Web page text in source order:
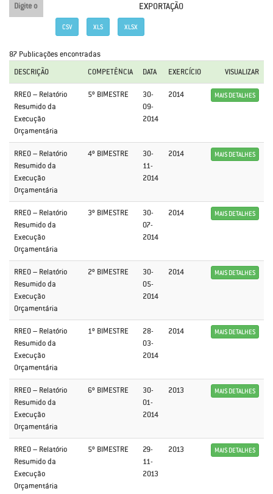
EXPORTAÇÃO
CSV XLS XLSX
87 Publicações encontradas
DESCRIÇÃO
COMPETÊNCIA DATA EXERCÍCIO VISUALIZAR
RREO – Relatório
Resumido da
Execução
Orçamentária
5º BIMESTRE
30-
09-
2014
2014 MAIS DETALHES
RREO – Relatório
Resumido da
Execução
Orçamentária
4º BIMESTRE
30-
11-
2014
2014 MAIS DETALHES
RREO – Relatório
Resumido da
Execução
Orçamentária
3º BIMESTRE
30-
07-
2014
2014 MAIS DETALHES
RREO – Relatório
Resumido da
Execução
Orçamentária
2º BIMESTRE
30-
05-
2014
2014 MAIS DETALHES
RREO – Relatório
Resumido da
Execução
Orçamentária
1º BIMESTRE
28-
03-
2014
2014 MAIS DETALHES
RREO – Relatório
Resumido da
Execução
Orçamentária
6º BIMESTRE
30-
01-
2014
2013 MAIS DETALHES
RREO – Relatório
Resumido da
Execução
Orçamentária
5º BIMESTRE
29-
11-
2013
2013 MAIS DETALHES